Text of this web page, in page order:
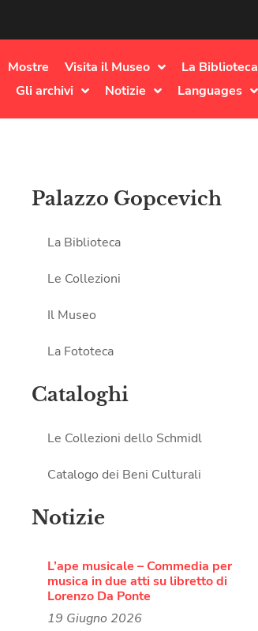
Mostre Visita il Museo
La Biblioteca
Gli archivi Notizie Languages
Palazzo Gopcevich
La Biblioteca
Le Collezioni
Il Museo
La Fototeca
Cataloghi
Le Collezioni dello Schmidl
Catalogo dei Beni Culturali
Notizie
L’ape musicale – Commedia per
musica in due atti su libretto di
Lorenzo Da Ponte
19 Giugno 2026